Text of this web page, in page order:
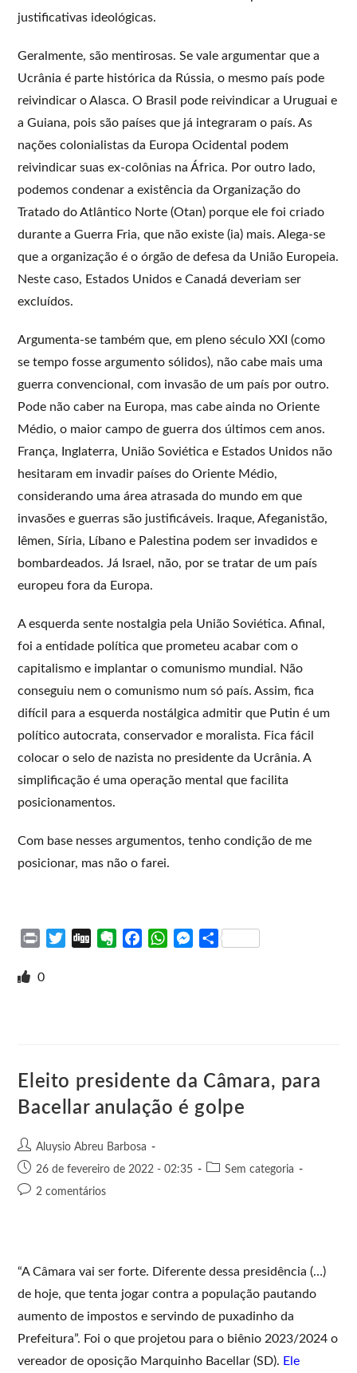
justificativas ideológicas.
Geralmente, são mentirosas. Se vale argumentar que a
Ucrânia é parte histórica da Rússia, o mesmo país pode
reivindicar o Alasca. O Brasil pode reivindicar a Uruguai e
a Guiana, pois são países que já integraram o país. As
nações colonialistas da Europa Ocidental podem
reivindicar suas ex-colônias na África. Por outro lado,
podemos condenar a existência da Organização do
Tratado do Atlântico Norte (Otan) porque ele foi criado
durante a Guerra Fria, que não existe (ia) mais. Alega-se
que a organização é o órgão de defesa da União Europeia.
Neste caso, Estados Unidos e Canadá deveriam ser
excluídos.
Argumenta-se também que, em pleno século XXI (como
se tempo fosse argumento sólidos), não cabe mais uma
guerra convencional, com invasão de um país por outro.
Pode não caber na Europa, mas cabe ainda no Oriente
Médio, o maior campo de guerra dos últimos cem anos.
França, Inglaterra, União Soviética e Estados Unidos não
hesitaram em invadir países do Oriente Médio,
considerando uma área atrasada do mundo em que
invasões e guerras são justificáveis. Iraque, Afeganistão,
Iêmen, Síria, Líbano e Palestina podem ser invadidos e
bombardeados. Já Israel, não, por se tratar de um país
europeu fora da Europa.
A esquerda sente nostalgia pela União Soviética. Afinal,
foi a entidade política que prometeu acabar com o
capitalismo e implantar o comunismo mundial. Não
conseguiu nem o comunismo num só país. Assim, fica
difícil para a esquerda nostálgica admitir que Putin é um
político autocrata, conservador e moralista. Fica fácil
colocar o selo de nazista no presidente da Ucrânia. A
simplificação é uma operação mental que facilita
posicionamentos.
Com base nesses argumentos, tenho condição de me
posicionar, mas não o farei.
i
D
e
W
M
r
S
0
Eleito presidente da Câmara, para
Bacellar anulação é golpe
Aluysio Abreu Barbosa
26 de fevereiro de 2022 - 02:35
Sem categoria
2 comentários
“A Câmara vai ser forte. Diferente dessa presidência (…)
de hoje, que tenta jogar contra a população pautando
aumento de impostos e servindo de puxadinho da
Prefeitura”. Foi o que projetou para o biênio 2023/2024 o
vereador de oposição Marquinho Bacellar (SD). Ele